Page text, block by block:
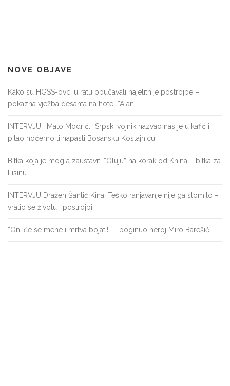
NOVE OBJAVE
Kako su HGSS-ovci u ratu obučavali najelitnije postrojbe –
pokazna vježba desanta na hotel “Alan”
INTERVJU | Mato Modrić: „Srpski vojnik nazvao nas je u kafić i
pitao hoćemo li napasti Bosansku Kostajnicu“
Bitka koja je mogla zaustaviti “Oluju” na korak od Knina – bitka za
Lisinu
INTERVJU Dražen Šantić Kina: Teško ranjavanje nije ga slomilo –
vratio se životu i postrojbi
“Oni će se mene i mrtva bojati!” – poginuo heroj Miro Barešić